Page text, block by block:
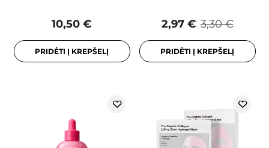
10,50 €
PRIDĖTI Į KREPŠELĮ
3,30 €
2,97 €
PRIDĖTI Į KREPŠELĮ